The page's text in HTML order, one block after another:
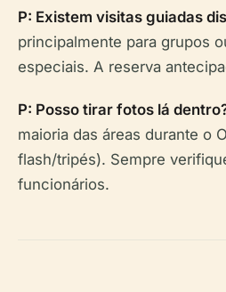
P: Existem visitas guiadas
principalmente para grupos
especiais. A reserva
P: Posso tirar fotos lá
maioria das áreas durante o
flash/tripés). Sempre
funcionários.